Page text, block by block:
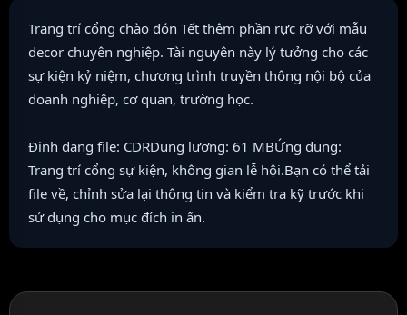
Trang trí cổng chào đón Tết thêm phần rực rỡ với mẫu
decor chuyên nghiệp. Tài nguyên này lý tưởng cho các
sự kiện kỷ niệm, chương trình truyền thông nội bộ của
doanh nghiệp, cơ quan, trường học.
Định dạng file: CDRDung lượng: 61 MBỨng dụng:
Trang trí cổng sự kiện, không gian lễ hội.Bạn có thể tải
file về, chỉnh sửa lại thông tin và kiểm tra kỹ trước khi
sử dụng cho mục đích in ấn.